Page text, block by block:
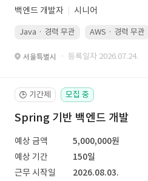
백엔드 개발자 시니어
Java · 경력 무관 AWS · 경력 무관
서울특별시 · 등록일자 2026.07.24.
🕒 기간제 모집 중
Spring 기반 백엔드 개발
예상 금액
5,000,000원
예상 기간
150일
근무 시작일
2026.08.03.